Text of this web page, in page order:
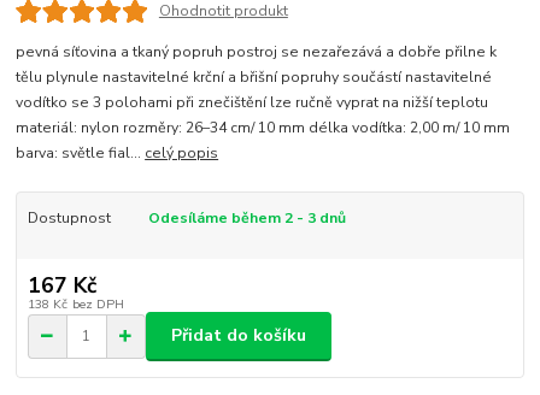
Ohodnotit produkt
pevná síťovina a tkaný popruh postroj se nezařezává a dobře přilne k
tělu plynule nastavitelné krční a břišní popruhy součástí nastavitelné
vodítko se 3 polohami při znečištění lze ručně vyprat na nižší teplotu
materiál: nylon rozměry: 26–34 cm/ 10 mm délka vodítka: 2,00 m/ 10 mm
barva: světle fial... celý popis
Dostupnost Odesíláme během 2 - 3 dnů
167 Kč
138 Kč bez DPH
Přidat do košíku